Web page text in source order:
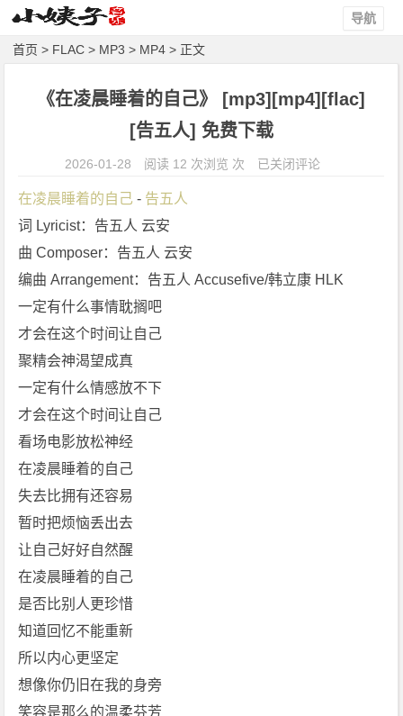
导航
首页 > FLAC > MP3 > MP4 > 正文
《在凌晨睡着的自己》 [mp3][mp4][flac]
[告五人] 免费下载
2026-01-28 阅读 12 次浏览 次
《在
的
已关闭评论
在凌晨睡着的自己 - 告五人
词 Lyricist：告五人 云安
曲 Composer：告五人 云安
编曲 Arrangement：告五人 Accusefive/韩立康 HLK
一定有什么事情耽搁吧
才会在这个时间让自己
聚精会神渴望成真
一定有什么情感放不下
才会在这个时间让自己
看场电影放松神经
在凌晨睡着的自己
失去比拥有还容易
暂时把烦恼丢出去
让自己好好自然醒
在凌晨睡着的自己
是否比别人更珍惜
知道回忆不能重新
所以内心更坚定
想像你仍旧在我的身旁
笑容是那么的温柔芬芳